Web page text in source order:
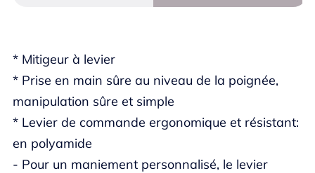
* Mitigeur à levier
* Prise en main sûre au niveau de la poignée,
manipulation sûre et simple
* Levier de commande ergonomique et résistant:
en polyamide
- Pour un maniement personnalisé, le levier